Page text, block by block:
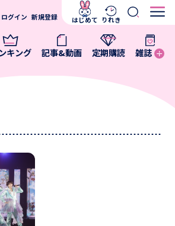
キング 記事&動画 定期購読 雑誌
ログイン 新規登録 はじめて りれき